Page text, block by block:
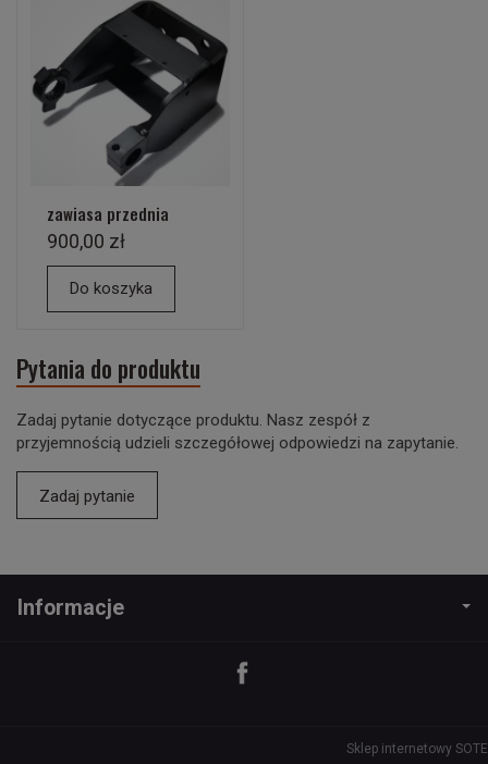
zawiasa przednia
900,00 zł
Do koszyka
Pytania do produktu
Zadaj pytanie dotyczące produktu. Nasz zespół z
przyjemnością udzieli szczegółowej odpowiedzi na zapytanie.
Zadaj pytanie
Informacje
Sklep internetowy SOTE